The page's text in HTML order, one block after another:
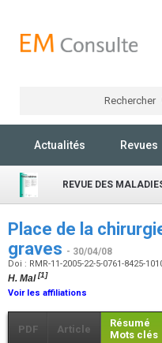
Rechercher
Actualités Revues
REVUE DES
Place de la
graves - 30/04/08
Doi : RMR-11-2005-22-5-0761-8425-
H. Mal[1]
Voir les affiliations
PDF Article
Résumé
Mots clés